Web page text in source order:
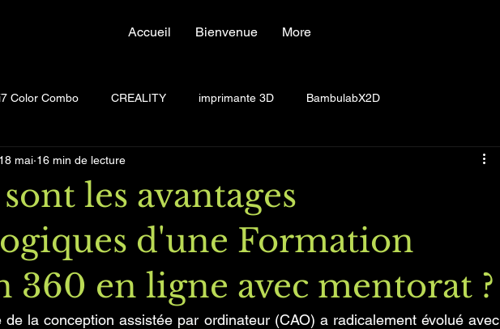
Accueil Bienvenue More
Color Combo CREALITY imprimante 3D BambulabX2D
les avantages
d'une Formation
360 en ligne avec mentorat ?
18 mai 16 min de lecture
de la conception assistée par ordinateur (CAO) a radicalement évolué avec